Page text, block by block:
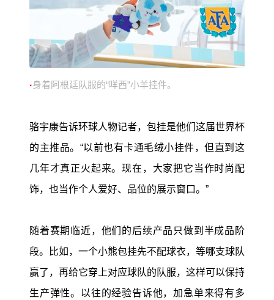
·身着阿根廷队服的“咩西”小羊挂件。
骆宇康告诉环球人物记者，包挂是他们这届世界杯
的主推品。“以前也有卡通毛绒小挂件，但直到这
几年才真正火起来。现在，大家把它当作时尚配
饰，也当作个人爱好、品位的展示窗口。”
随着赛期临近，他们的后续产品只做到半成品阶
段。比如，一个小熊包挂先不配球衣，等哪支球队
赢了，再给它穿上对应球队的队服，这样可以保持
生产弹性。以往的经验告诉他，加急单来得有多